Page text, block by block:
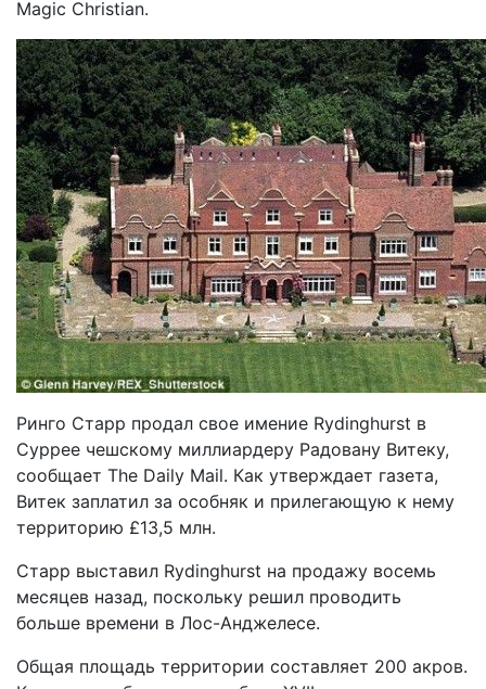
Magic Christian.
Ринго Старр продал свое имение Rydinghurst в
Суррее чешскому миллиардеру Радовану Витеку,
сообщает The Daily Mail. Как утверждает газета,
Витек заплатил за особняк и прилегающую к нему
территорию £13,5 млн.
Старр выставил Rydinghurst на продажу восемь
месяцев назад, поскольку решил проводить
больше времени в Лос-Анджелесе.
Общая площадь территории составляет 200 акров.